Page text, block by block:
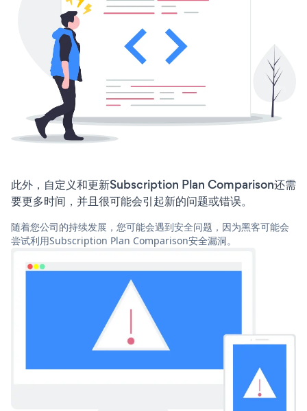
此外，自定义和更新Subscription Plan Comparison还需
要更多时间，并且很可能会引起新的问题或错误。
随着您公司的持续发展，您可能会遇到安全问题，因为黑客可能会
尝试利用Subscription Plan Comparison安全漏洞。